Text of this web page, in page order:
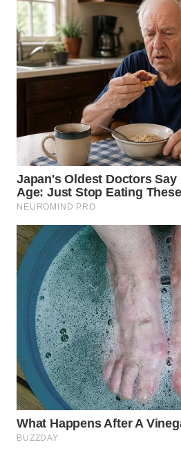
TANJUNG
LESUNG
WN
KARO
SIMALUNGUN
LABUHANBATU
WN
TAPANULI
TENGAH
WN DELI
SERDANG
WN
TEBING
TINGGI
WN
PAKPAK